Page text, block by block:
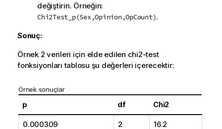
değiştirin. Örneğin:
Chi2Test_p(Sex,Opinion,OpCount).
Sonuç:
Örnek 2 verileri için elde edilen chi2-test
fonksiyonları tablosu şu değerleri içerecektir:
Örnek sonuçlar
p df Chi2
0.000309 2 16.2